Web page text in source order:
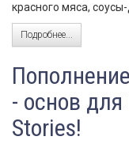
красного мяса,
Подробнее...
- основ
Stories!